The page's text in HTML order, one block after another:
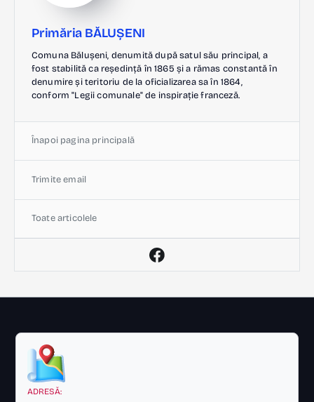
Primăria BĂLUȘENI
Comuna Bălușeni, denumită după satul său principal, a
fost stabilită ca reședință în 1865 și a rămas constantă în
denumire și teritoriu de la oficializarea sa în 1864,
conform "Legii comunale" de inspirație franceză.
Înapoi pagina principală
Trimite email
Toate articolele
ADRESĂ: